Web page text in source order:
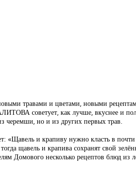
травами и цветами, новыми
советует, как лучше, вкуснее и
черемши, но и из других первых трав.
«Щавель и крапиву нужно класть в
щавель и крапива сохранят свой
Домового несколько рецептов блюд из